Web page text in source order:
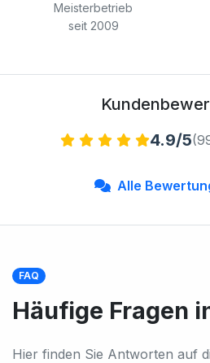
Meisterbetrieb
seit 2009
4.9/5
Alle
FAQ
Häufige Fragen
Hier finden Sie Antworten auf